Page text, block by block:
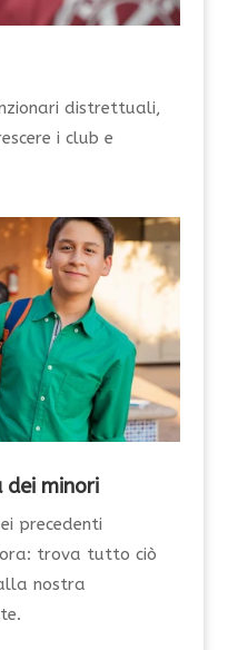
distrettuali,
i club e
dei minori
precedenti
trova tutto ciò
nostra